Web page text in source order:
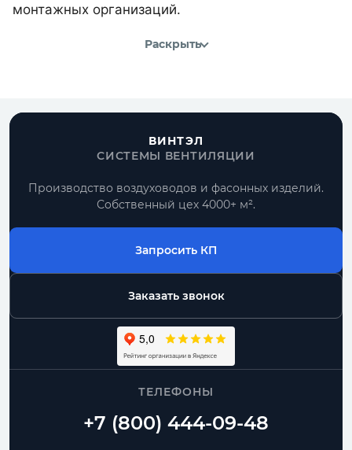
монтажных организаций.
Раскрыть
ВИНТЭЛ
СИСТЕМЫ ВЕНТИЛЯЦИИ
Производство воздуховодов и фасонных изделий.
Собственный цех 4000+ м².
Запросить КП
Заказать звонок
ТЕЛЕФОНЫ